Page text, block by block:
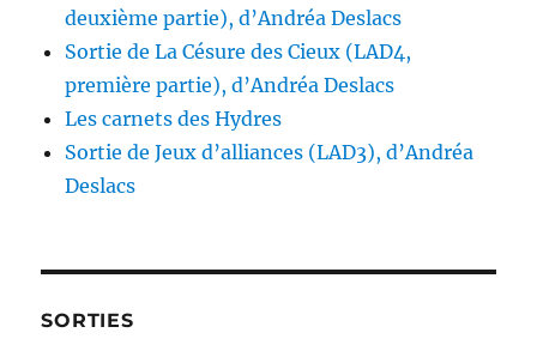
deuxième partie), d’Andréa Deslacs
Sortie de La Césure des Cieux (LAD4,
première partie), d’Andréa Deslacs
Les carnets des Hydres
Sortie de Jeux d’alliances (LAD3), d’Andréa
Deslacs
SORTIES